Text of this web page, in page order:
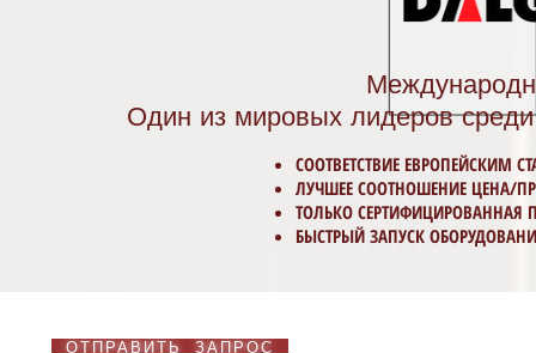
Один из мировых лидеров среди
СООТВЕТСТВИЕ ЕВРОПЕЙСКИМ
ЛУЧШЕЕ СООТНОШЕНИЕ ЦЕНА/
ТОЛЬКО СЕРТИФИЦИРОВАННАЯ
БЫСТРЫЙ ЗАПУСК
ОТПРАВИТЬ ЗАПРОС